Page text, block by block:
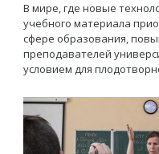
В мире, где новые
учебного материала
сфере образования,
преподавателей
условием для